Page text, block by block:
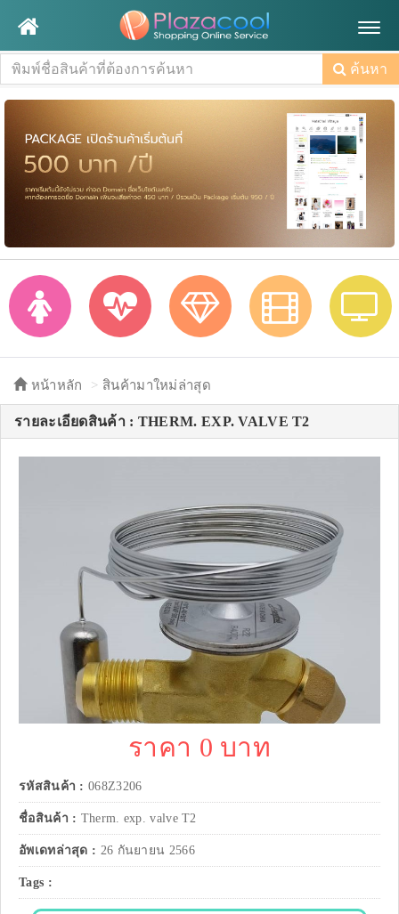
ค้นหา
หน้าหลัก สินค้ามาใหม่ล่าสุด
รายละเอียดสินค้า : THERM. EXP. VALVE T2
ราคา 0 บาท
รหัสสินค้า : 068Z3206
ชื่อสินค้า : Therm. exp. valve T2
อัพเดทล่าสุด : 26 กันยายน 2566
Tags :